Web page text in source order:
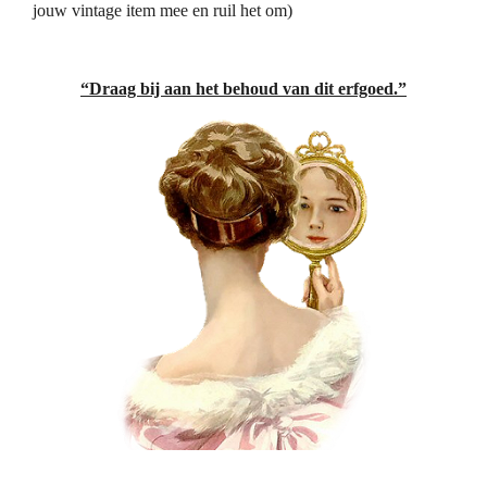
jouw vintage item mee en ruil het om)
“Draag bij aan het behoud van dit erfgoed.”